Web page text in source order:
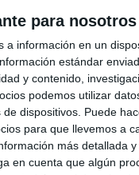
para nosotros
a información en un
estándar
y contenido,
podemos utilizar
dispositivos. Puede
para que llevemos a
más detallada
en cuenta que algún